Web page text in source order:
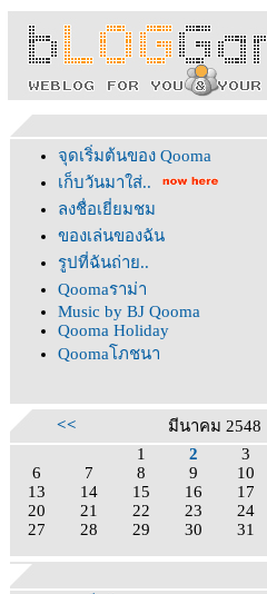
จุดเริ่มต้นของ Qooma
เก็บวันมาใส่..
ลงชื่อเยี่ยมชม
ของเล่นของฉัน
รูปที่ฉันถ่าย..
Qoomaราม่า
Music by BJ Qooma
Qooma Holiday
Qoomaโภชนา
<< มีนาคม 2548
1
2 3
6
7 8 9 10
13
14 15 16 17
20
21 22 23 24
27
28 29 30 31